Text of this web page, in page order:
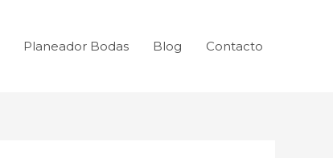
Planeador Bodas Blog Contacto